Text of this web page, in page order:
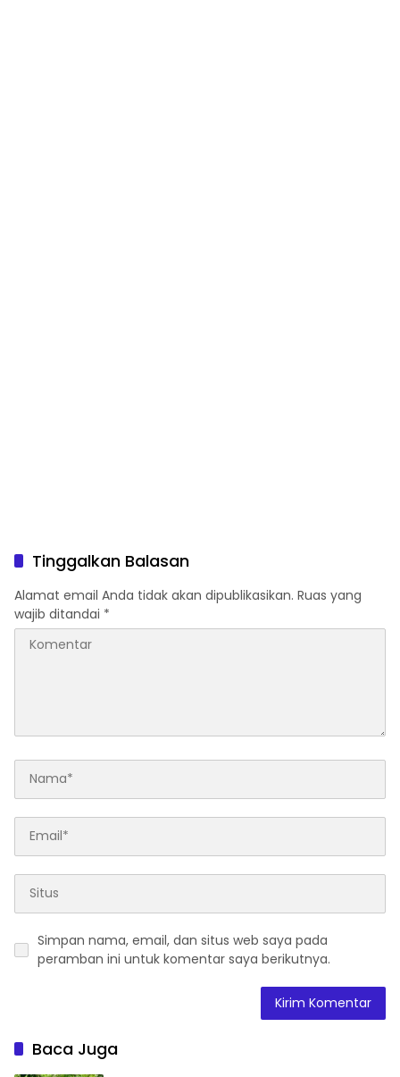
Tinggalkan Balasan
Alamat email Anda tidak akan dipublikasikan. Ruas yang
wajib ditandai *
Simpan nama, email, dan situs web saya pada
peramban ini untuk komentar saya berikutnya.
Baca Juga